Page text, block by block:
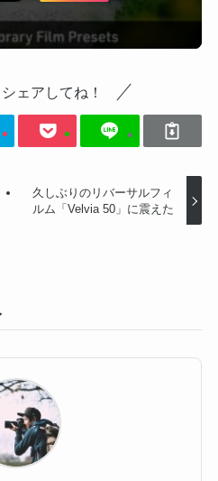
ェアしてね！
久しぶりのリバーサルフィ
ルム「Velvia 50」に震えた